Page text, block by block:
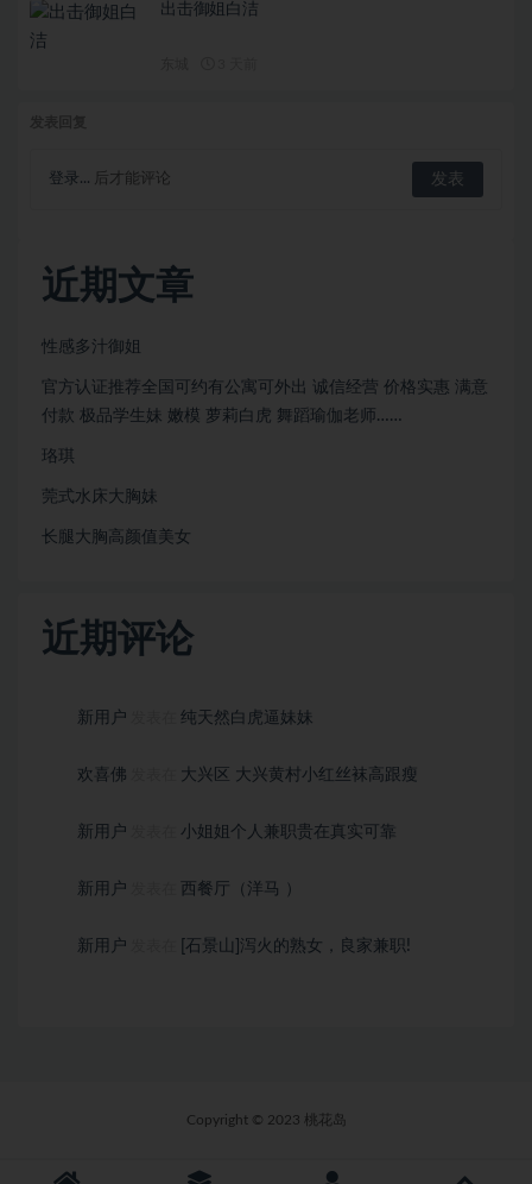
出击御姐白洁
登录... 后才能评论
近期文章
性感多汁御姐
官方认证推荐全国可约有公寓可外出 诚信经营 价格实惠 满意
付款 极品学生妹 嫩模 萝莉白虎 舞蹈瑜伽老师……
珞琪
莞式水床大胸妹
长腿大胸高颜值美女
近期评论
新用户 纯天然白虎逼妹妹
欢喜佛 大兴区 大兴黄村小红丝袜高跟瘦
新用户 小姐姐个人兼职贵在真实可靠
新用户 西餐厅（洋马 ）
新用户 [石景山]泻火的熟女，良家兼职!
Copyright © 2023 桃花岛